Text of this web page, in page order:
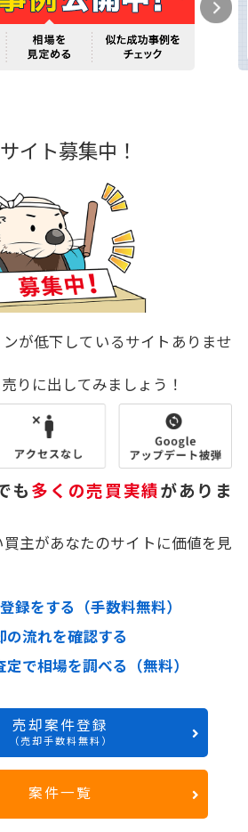
イト募集中！
が低下しているサイトありませ
りに出してみましょう！
も多くの売買実績がありま
主があなたのサイトに価値を見
録をする（手数料無料）
の流れを確認する
で相場を調べる（無料）
売却案件登録
（売却手数料無料）
案件一覧